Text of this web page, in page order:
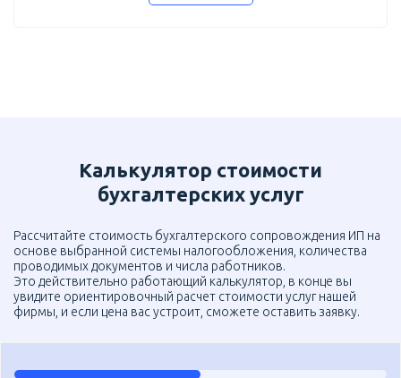
Калькулятор стоимости
бухгалтерских услуг
Рассчитайте стоимость бухгалтерского сопровождения ИП на
основе выбранной системы налогообложения, количества
проводимых документов и числа работников.
Это действительно работающий калькулятор, в конце вы
увидите ориентировочный расчет стоимости услуг нашей
фирмы, и если цена вас устроит, сможете оставить заявку.